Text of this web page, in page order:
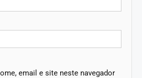
email e site neste navegador